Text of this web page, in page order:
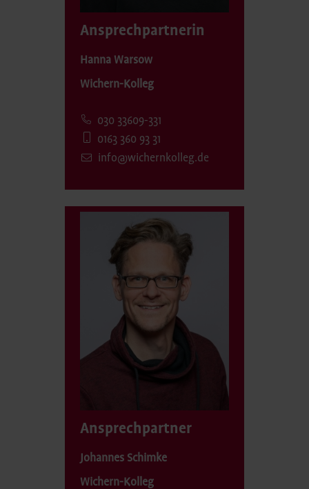
Ansprechpartnerin
Hanna Warsow
Wichern-Kolleg
030 33609-331
0163 360 93 31
info@wichernkolleg.de
Ansprechpartner
Johannes Schimke
Wichern-Kolleg